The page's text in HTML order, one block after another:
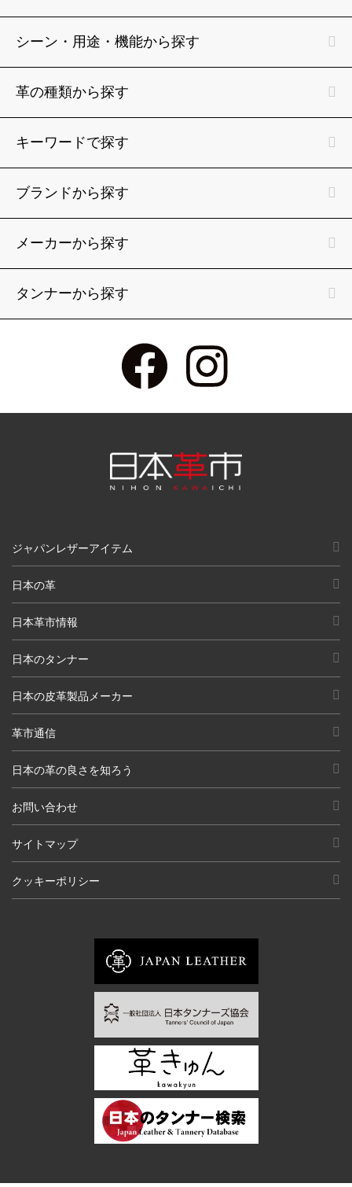
シーン・用途・機能から探す
革の種類から探す
キーワードで探す
ブランドから探す
メーカーから探す
タンナーから探す
ジャパンレザーアイテム
日本の革
日本革市情報
日本のタンナー
日本の皮革製品メーカー
革市通信
日本の革の良さを知ろう
お問い合わせ
サイトマップ
クッキーポリシー